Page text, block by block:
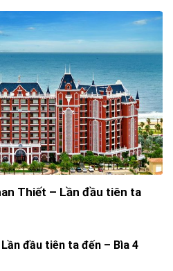
Thiết – Lần đầu tiên ta
đầu tiên ta đến – Bìa 4